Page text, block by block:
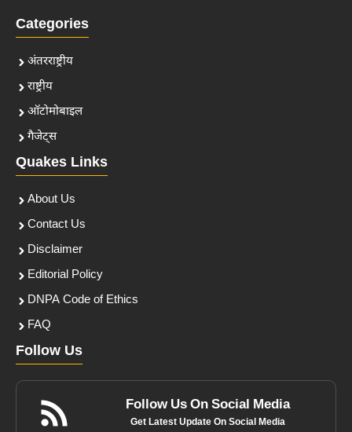
Categories
अंतरराष्ट्रीय
राष्ट्रीय
ऑटोमोबाइल
गैजेट्स
Quakes Links
About Us
Contact Us
Disclaimer
Editorial Policy
DNPA Code of Ethics
FAQ
Follow Us
Follow Us On Social Media
Get Latest Update On Social Media